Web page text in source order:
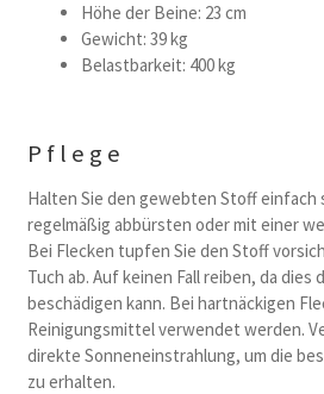
Höhe der Beine: 23 cm
Gewicht: 39 kg
Belastbarkeit: 400 kg
Pflege
Halten Sie den gewebten Stoff einfach
regelmäßig abbürsten oder mit einer
Bei Flecken tupfen Sie den Stoff
Tuch ab. Auf keinen Fall reiben, da
beschädigen kann. Bei hartnäckigen
Reinigungsmittel verwendet werden.
direkte Sonneneinstrahlung, um die
zu erhalten.